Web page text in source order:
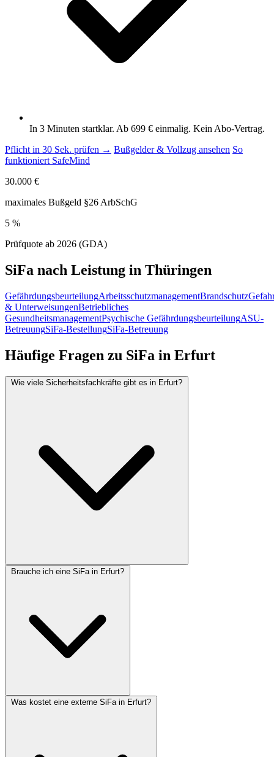
In 3 Minuten startklar. Ab 699 € einmalig. Kein Abo-Vertrag.
Pflicht in 30 Sek. prüfen → Bußgelder & Vollzug ansehen So
funktioniert SafeMind
30.000 €
maximales Bußgeld §26 ArbSchG
5 %
Prüfquote ab 2026 (GDA)
SiFa nach Leistung in Thüringen
GefährdungsbeurteilungArbeitsschutzmanagementBrandschutz
& UnterweisungenBetriebliches
GesundheitsmanagementPsychische GefährdungsbeurteilungASU-
BetreuungSiFa-BestellungSiFa-Betreuung
Häufige Fragen zu SiFa in Erfurt